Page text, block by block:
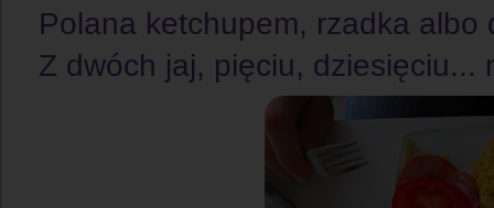
Polana ketchupem, rzadka albo
Z dwóch jaj, pięciu, dziesięciu...